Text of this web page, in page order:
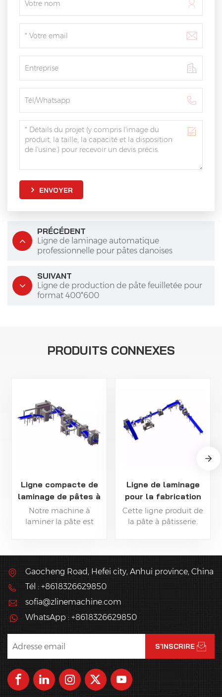
ENVOYER
PRÉCÉDENT
Ligne de laminage automatique
professionnelle pour pâtes danoises
SUIVANT
Ligne de production de pâte feuilletée pour
format 400*600
PRODUITS CONNEXES
Ligne compacte de
laminage de pâtes à
pâtisserie
Notre machine à
laminer la pâte est
tarte pour pâte
feuilletée, pâtisserie
danoise, croissants..
Ligne de laminage
pour la fabrication
de pâte
Cette ligne produit de
la pâte à pâtisserie.
Gaocheng Road, Hefei city, Anhui province, China
Tél : +8618326629850
sofia@zlinemachine.com
WhatsApp : +8618326629850